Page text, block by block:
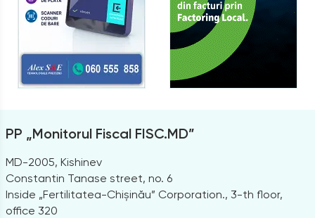
PP „Monitorul Fiscal FISC.MD”
MD-2005, Kishinev
Constantin Tanase street, no. 6
Inside „Fertilitatea-Chișinău” Corporation., 3-th floor,
office 320